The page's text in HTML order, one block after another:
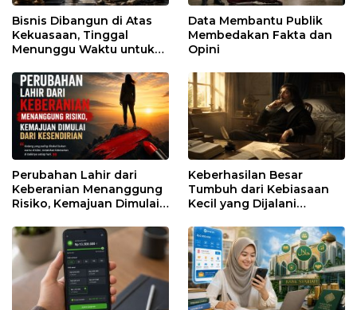
Bisnis Dibangun di Atas
Kekuasaan, Tinggal
Menunggu Waktu untuk
Data Membantu Publik
Membedakan Fakta dan
Opini
Perubahan Lahir dari
Keberanian Menanggung
Risiko, Kemajuan Dimulai
Keberhasilan Besar
Tumbuh dari Kebiasaan
Kecil yang Dijalani